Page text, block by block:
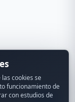
cookies se
funcionamiento de
con estudios de